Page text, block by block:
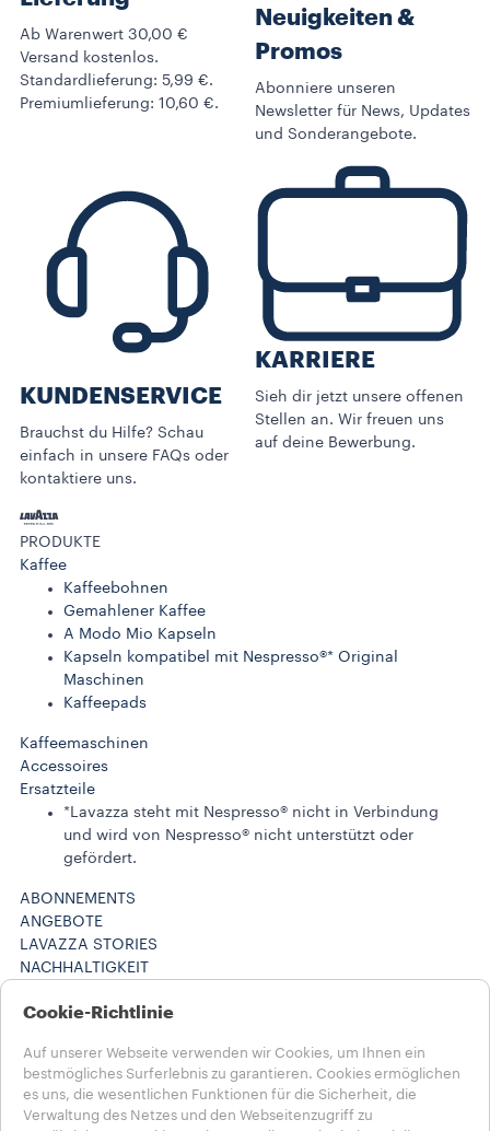
Ab Warenwert 30,00 €
Versand kostenlos.
Standardlieferung: 5,99 €.
Premiumlieferung: 10,60 €.
Neuigkeiten &
Promos​
Abonniere unseren
Newsletter für News, Updates
und Sonderangebote.
KUNDENSERVICE​
Brauchst du Hilfe? Schau
einfach in unsere FAQs oder
kontaktiere uns.
KARRIERE
Sieh dir jetzt unsere offenen
Stellen an. Wir freuen uns
auf deine Bewerbung.
PRODUKTE
Kaffee
Kaffeebohnen
Gemahlener Kaffee
A Modo Mio Kapseln
Kapseln kompatibel mit Nespresso®* Original
Maschinen
Kaffeepads
Kaffeemaschinen
Accessoires
Ersatzteile
*Lavazza steht mit Nespresso® nicht in Verbindung
und wird von Nespresso® nicht unterstützt oder
gefördert.
ABONNEMENTS
ANGEBOTE
LAVAZZA STORIES
NACHHALTIGKEIT
Maschinenregistrierung
FAQs
Kontakt
Karriere
Cookie-Richtlinie
Auf unserer Webseite verwenden wir Cookies, um Ihnen ein
bestmögliches Surferlebnis zu garantieren. Cookies ermöglichen
es uns, die wesentlichen Funktionen für die Sicherheit, die
Verwaltung des Netzes und den Webseitenzugriff zu